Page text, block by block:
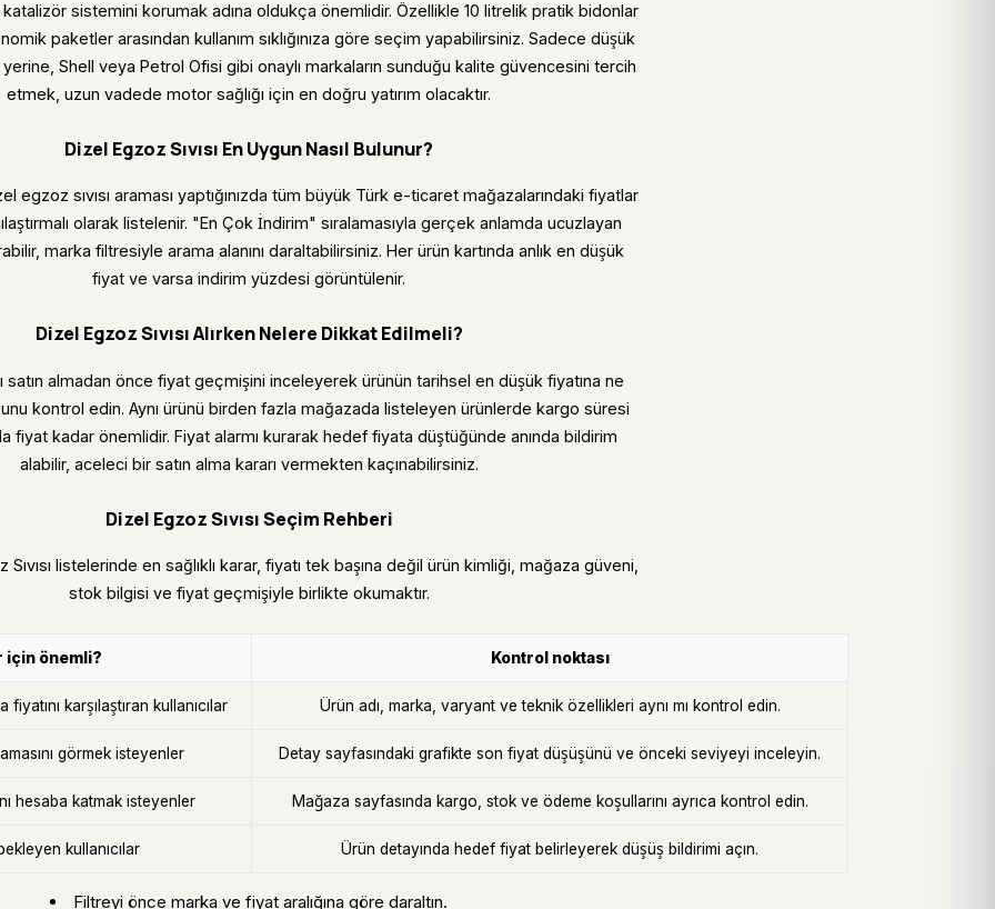
katalizör sistemini korumak adına oldukça önemlidir. Özellikle 10 litrelik pratik bidonlar
paketler arasından kullanım sıklığınıza göre seçim yapabilirsiniz. Sadece düşük
Shell veya Petrol Ofisi gibi onaylı markaların sunduğu kalite güvencesini tercih
etmek, uzun vadede motor sağlığı için en doğru yatırım olacaktır.
Dizel Egzoz Sıvısı En Uygun Nasıl Bulunur?
egzoz sıvısı araması yaptığınızda tüm büyük Türk e-ticaret mağazalarındaki fiyatlar
olarak listelenir. "En Çok İndirim" sıralamasıyla gerçek anlamda ucuzlayan
marka filtresiyle arama alanını daraltabilirsiniz. Her ürün kartında anlık en düşük
fiyat ve varsa indirim yüzdesi görüntülenir.
Dizel Egzoz Sıvısı Alırken Nelere Dikkat Edilmeli?
satın almadan önce fiyat geçmişini inceleyerek ürünün tarihsel en düşük fiyatına ne
kontrol edin. Aynı ürünü birden fazla mağazada listeleyen ürünlerde kargo süresi
fiyat kadar önemlidir. Fiyat alarmı kurarak hedef fiyata düştüğünde anında bildirim
alabilir, aceleci bir satın alma kararı vermekten kaçınabilirsiniz.
Dizel Egzoz Sıvısı Seçim Rehberi
listelerinde en sağlıklı karar, fiyatı tek başına değil ürün kimliği, mağaza güveni,
stok bilgisi ve fiyat geçmişiyle birlikte okumaktır.
için önemli? Kontrol noktası
karşılaştıran kullanıcılar Ürün adı, marka, varyant ve teknik özellikleri aynı mı kontrol edin.
görmek isteyenler Detay sayfasındaki grafikte son fiyat düşüşünü ve önceki seviyeyi inceleyin.
hesaba katmak isteyenler Mağaza sayfasında kargo, stok ve ödeme koşullarını ayrıca kontrol edin.
kullanıcılar Ürün detayında hedef fiyat belirleyerek düşüş bildirimi açın.
Filtreyi önce marka ve fiyat aralığına göre daraltın.